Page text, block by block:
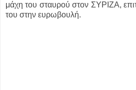
μάχη του σταυρού στον ΣΥΡΙΖΑ,
του στην ευρωβουλή.